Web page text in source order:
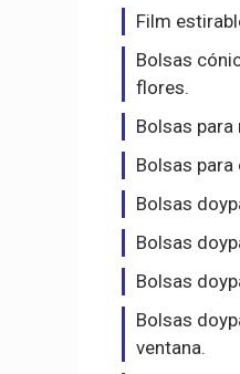
Film
Bolsas
flores.
Bolsas para
Bolsas
Bolsas
Bolsas
Bolsas
Bolsas
ventana.